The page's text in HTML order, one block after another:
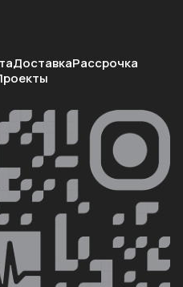
ДоставкаРассрочка